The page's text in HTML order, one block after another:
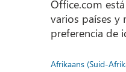
Office.com
varios países y
preferencia de
Afrikaans (Suid-